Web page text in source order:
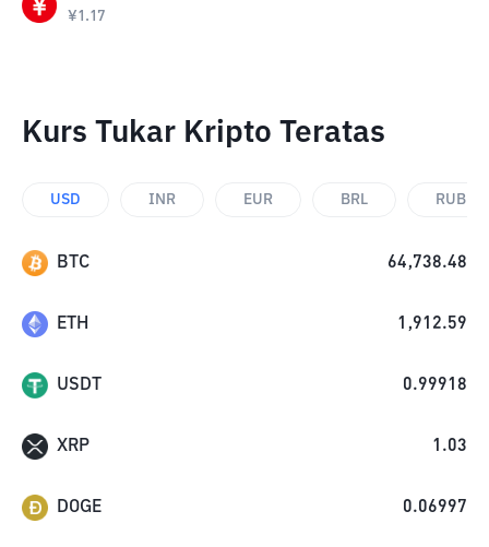
¥1.17
Kurs Tukar Kripto Teratas
USD INR EUR BRL RUB
BTC 64,738.48
ETH 1,912.59
USDT 0.99918
XRP 1.03
DOGE 0.06997